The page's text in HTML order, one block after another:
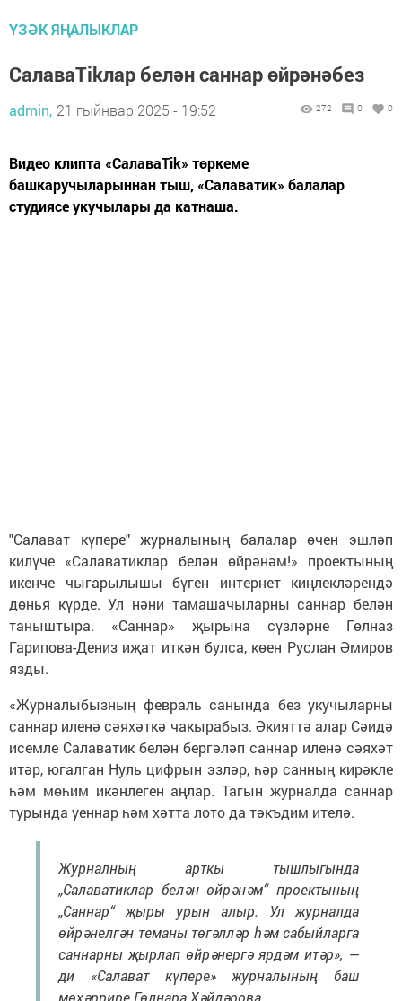
ҮЗӘК ЯҢАЛЫКЛАР
СалаваTikлар белән саннар өйрәнәбез
admin, 21 гыйнвар 2025 - 19:52 272 0 0
Видео клипта «СалаваTik» төркеме
башкаручыларыннан тыш, «Салаватик» балалар
студиясе укучылары да катнаша.
"Салават күпере" журналының балалар өчен эшләп
килүче «Салаватиклар белән өйрәнәм!» проектының
икенче чыгарылышы бүген интернет киңлекләрендә
дөнья күрде. Ул нәни тамашачыларны саннар белән
таныштыра. «Саннар» җырына сүзләрне Гөлназ
Гарипова-Дениз иҗат иткән булса, көен Руслан Әмиров
язды.
«Журналыбызның февраль санында без укучыларны
саннар иленә сәяхәткә чакырабыз. Әкияттә алар Сәидә
исемле Салаватик белән бергәләп саннар иленә сәяхәт
итәр, югалган Нуль цифрын эзләр, һәр санның кирәкле
һәм мөһим икәнлеген аңлар. Тагын журналда саннар
турында уеннар һәм хәтта лото да тәкъдим ителә.
Журналның арткы тышлыгында
„Салаватиклар белән өйрәнәм“ проектының
„Саннар“ җыры урын алыр. Ул журналда
өйрәнелгән теманы төгәлләр һәм сабыйларга
саннарны җырлап өйрәнергә ярдәм итәр», —
ди «Салават күпере» журналының баш
мөхәррире Гөлнара Хәйдәрова.